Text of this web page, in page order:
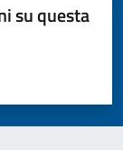
su questa